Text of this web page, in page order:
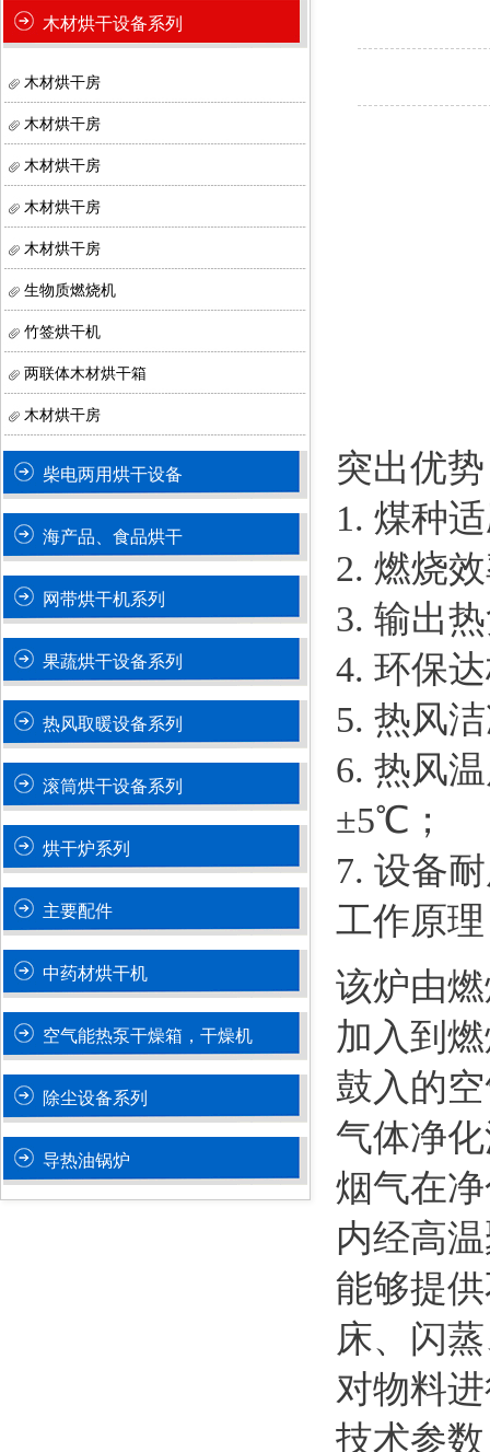
木材烘干设备系列
木材烘干房
木材烘干房
木材烘干房
木材烘干房
木材烘干房
生物质燃烧机
竹签烘干机
两联体木材烘干箱
木材烘干房
柴电两用烘干设备
海产品、食品烘干
网带烘干机系列
果蔬烘干设备系列
热风取暖设备系列
滚筒烘干设备系列
烘干炉系列
主要配件
中药材烘干机
空气能热泵干燥箱，干燥机
除尘设备系列
导热油锅炉
突出优势
1. 煤种
2. 燃烧
3. 输出
4. 环保
5. 热风
6. 热风
±5℃；
7. 设备
工作原理
该炉由
加入到
鼓入的
气体净
烟气在
内经高
能够提
床、闪
对物料
技术参数